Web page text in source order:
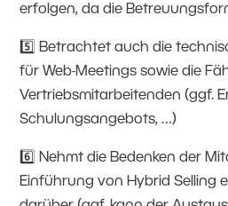
erfolgen, da die
5️⃣ Betrachtet auch die
für Web-Meetings sowie die
Vertriebsmitarbeitenden (ggf.
Schulungsangebots, …)
6️⃣ Nehmt die Bedenken der
Einführung von Hybrid Selling